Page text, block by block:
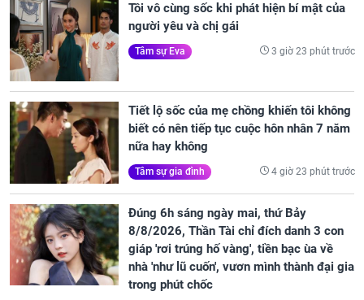
Tôi vô cùng sốc khi phát hiện bí mật của
người yêu và chị gái
Tâm sự Eva 3 giờ 23 phút trước
Tiết lộ sốc của mẹ chồng khiến tôi không
biết có nên tiếp tục cuộc hôn nhân 7 năm
nữa hay không
Tâm sự gia đình 4 giờ 23 phút trước
Đúng 6h sáng ngày mai, thứ Bảy
8/8/2026, Thần Tài chỉ đích danh 3 con
giáp 'rơi trúng hố vàng', tiền bạc ùa về
nhà 'như lũ cuốn', vươn mình thành đại gia
trong phút chốc